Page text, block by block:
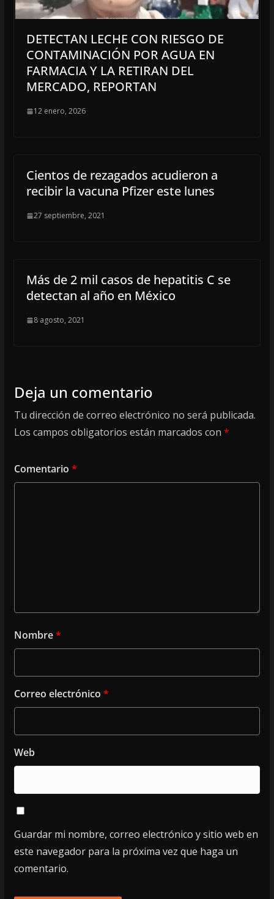
DETECTAN LECHE CON RIESGO DE
CONTAMINACIÓN POR AGUA EN
FARMACIA Y LA RETIRAN DEL
MERCADO, REPORTAN
12 enero, 2026
Cientos de rezagados acudieron a
recibir la vacuna Pfizer este lunes
27 septiembre, 2021
Más de 2 mil casos de hepatitis C se
detectan al año en México
8 agosto, 2021
Deja un comentario
Tu dirección de correo electrónico no será publicada.
Los campos obligatorios están marcados con *
Comentario *
Nombre*
Correo electrónico *
Web
Guardar mi nombre, correo electrónico y sitio web en
este navegador para la próxima vez que haga un
comentario.